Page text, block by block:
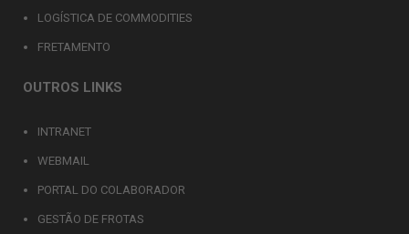
LOGÍSTICA DE COMMODITIES
FRETAMENTO
OUTROS LINKS
INTRANET
WEBMAIL
PORTAL DO COLABORADOR
GESTÃO DE FROTAS